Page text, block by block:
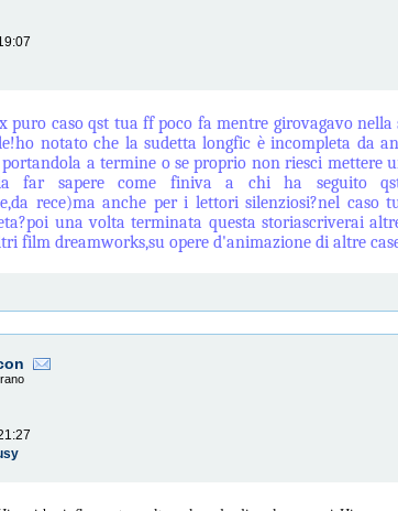
puro caso qst tua ff poco fa mentre girovagavo
notato che la sudetta longfic è incompleta da
a termine o se proprio non riesci mettere
far sapere come finiva a chi ha seguito
rece)ma anche per i lettori silenziosi?nel
una volta terminata questa storiascriverai
film dreamworks,su opere d'animazione di altre